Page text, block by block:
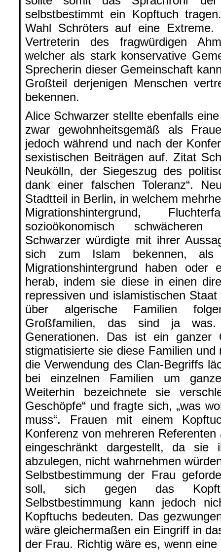
selbstbestimmt ein Kopftuch
Wahl Schröters auf eine
Vertreterin des fragwürdigen
welcher als stark konservative
Sprecherin dieser Gemeinschaft
Großteil derjenigen Menschen
bekennen.
Alice Schwarzer stellte ebenfalls
zwar gewohnheitsgemäß als
jedoch während und nach der
sexistischen Beiträgen auf. Zitat
Neukölln, der Siegeszug des
dank einer falschen Toleranz“.
Stadtteil in Berlin, in welchem
Migrationshintergrund,
sozioökonomisch schwächeren
Schwarzer würdigte mit ihrer
sich zum Islam bekennen,
Migrationshintergrund haben oder
herab, indem sie diese in einen
repressiven und islamistischen
über algerische Familien
Großfamilien, das sind ja
Generationen. Das ist ein ganzer
stigmatisierte sie diese Familien
die Verwendung des Clan-Begriffs
bei einzelnen Familien um
Weiterhin bezeichnete sie
Geschöpfe“ und fragte sich, „was
muss“. Frauen mit einem
Konferenz von mehreren
eingeschränkt dargestellt, da sie
abzulegen, nicht wahrnehmen
Selbstbestimmung der Frau
soll, sich gegen das
Selbstbestimmung kann jedoch
Kopftuchs bedeuten. Das
wäre gleichermaßen ein Eingriff in
der Frau. Richtig wäre es, wenn